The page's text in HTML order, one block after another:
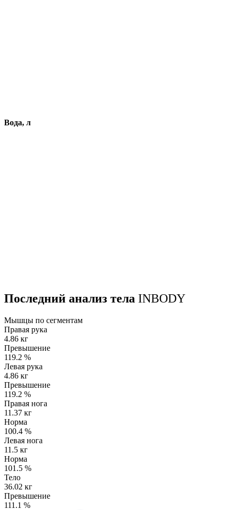
Вода, л
Последний анализ тела INBODY
Мышцы по сегментам
Правая рука
4.86 кг
Превышение
119.2 %
Левая рука
4.86 кг
Превышение
119.2 %
Правая нога
11.37 кг
Норма
100.4 %
Левая нога
11.5 кг
Норма
101.5 %
Тело
36.02 кг
Превышение
111.1 %